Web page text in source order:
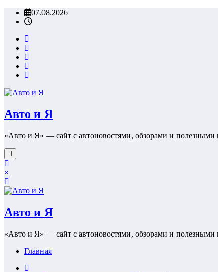
Перейти07.08.2026
Авто и Я
«Авто и Я» — сайт с автоновостями, обзорами и полезными
×
Авто и Я
«Авто и Я» — сайт с автоновостями, обзорами и полезными
Главная